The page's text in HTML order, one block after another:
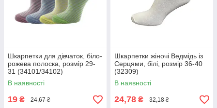
Шкарпетки для дівчаток, біло-
рожева полоска, розмір 29-
31 (34101/34102)
В наявності
19 ₴ 24,67 ₴
Шкарпетки жіночі Ведмідь із
Серцями, білі, розмір 36-40
(32309)
В наявності
24,78 ₴ 32,18 ₴